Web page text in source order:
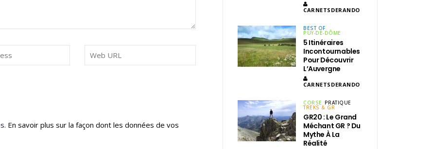
En savoir plus sur la façon dont les données de vos
CARNETSDERANDO
BEST OF
PUY-DE-DÔME
5 Itinéraires
Incontournables
Pour Découvrir
L’Auvergne
CARNETSDERANDO
CORSE PRATIQUE
TREKS & GR
GR20 : Le Grand
Méchant GR ? Du
Mythe À La
Réalité